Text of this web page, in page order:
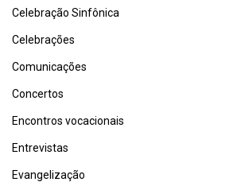
Celebração Sinfônica
Celebrações
Comunicações
Concertos
Encontros vocacionais
Entrevistas
Evangelização